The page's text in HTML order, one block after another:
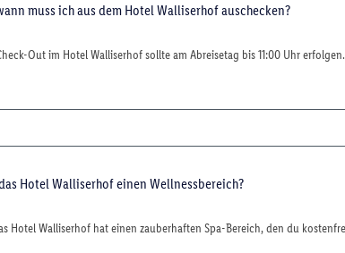
muss ich aus dem Hotel Walliserhof auschecken?
Out im Hotel Walliserhof sollte am Abreisetag bis 11:00 Uhr erfolgen.
Hotel Walliserhof einen Wellnessbereich?
Hotel Walliserhof hat einen zauberhaften Spa-Bereich, den du